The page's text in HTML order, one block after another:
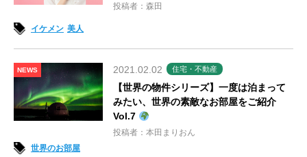
投稿者：森田
イケメン 美人
NEWS 2021.02.02 住宅・不動産
【世界の物件シリーズ】一度は泊まって
みたい、世界の素敵なお部屋をご紹介
Vol.7
投稿者：本田まりおん
世界のお部屋